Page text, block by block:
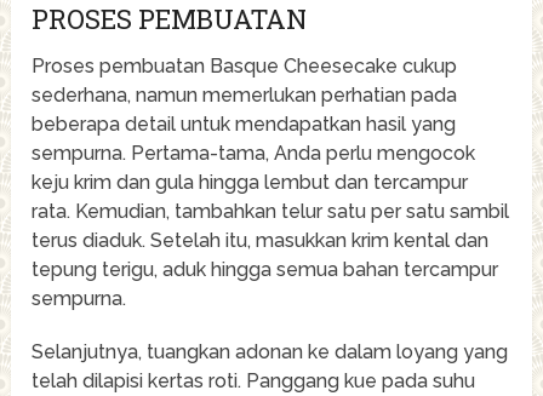
PROSES PEMBUATAN
Proses pembuatan Basque Cheesecake cukup
sederhana, namun memerlukan perhatian pada
beberapa detail untuk mendapatkan hasil yang
sempurna. Pertama-tama, Anda perlu mengocok
keju krim dan gula hingga lembut dan tercampur
rata. Kemudian, tambahkan telur satu per satu sambil
terus diaduk. Setelah itu, masukkan krim kental dan
tepung terigu, aduk hingga semua bahan tercampur
sempurna.
Selanjutnya, tuangkan adonan ke dalam loyang yang
telah dilapisi kertas roti. Panggang kue pada suhu